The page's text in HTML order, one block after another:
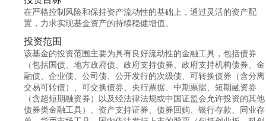
在严格控制风险和保持资产流动性的基础上，通过灵活的资产配
置，力求实现基金资产的持续稳健增值。
投资范围
该基金的投资范围主要为具有良好流动性的金融工具，包括债券
（包括国债、地方政府债、政府支持债券、政府支持机构债券、金
融债、企业债、公司债、公开发行的次级债、可转换债券（含分离
交易可转债）、可交换债券、央行票据、中期票据、短期融资券
（含超短期融资券）以及经法律法规或中国证监会允许投资的其他
债券类金融工具）、资产支持证券、债券回购、银行存款、同业存